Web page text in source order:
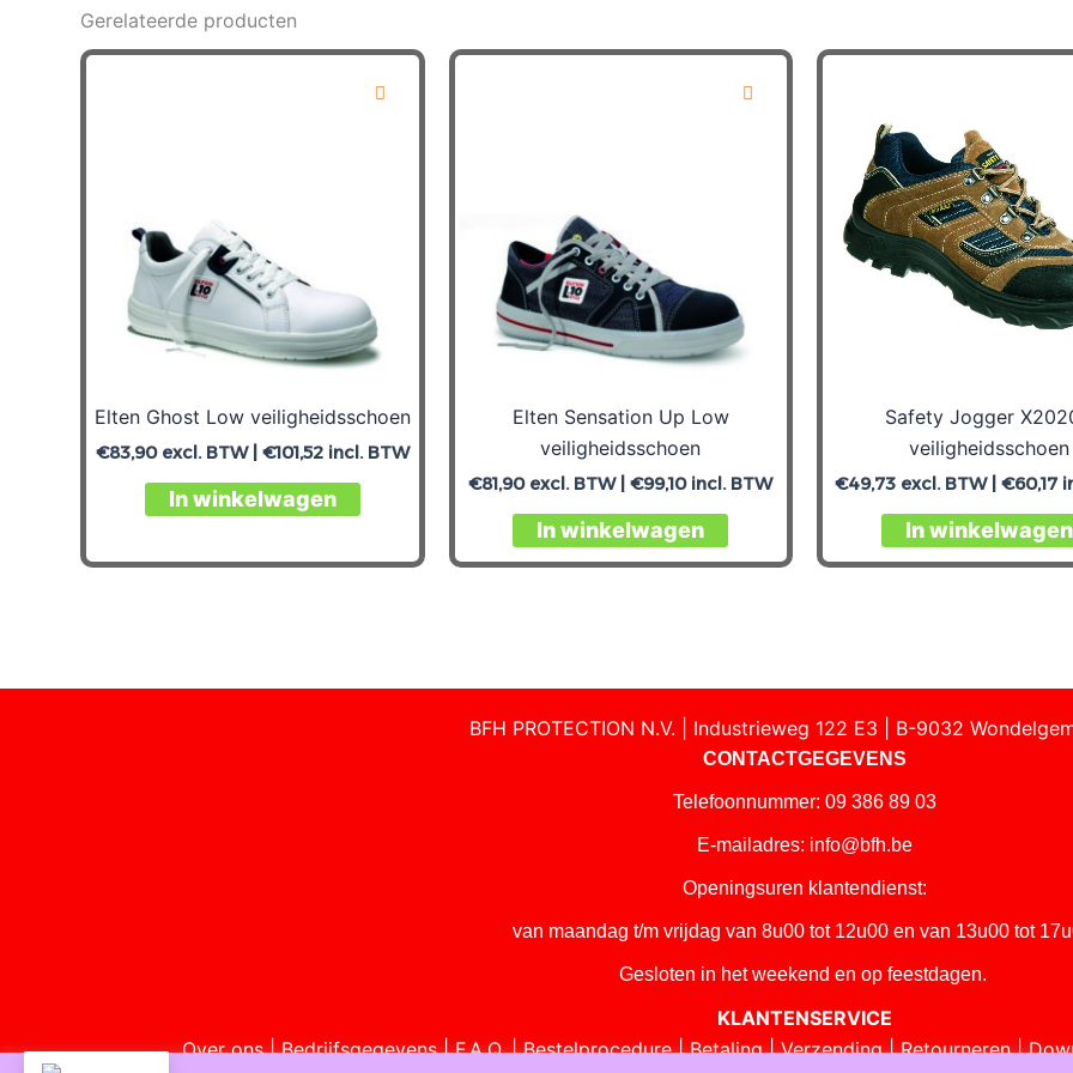
Gerelateerde producten
Elten Ghost Low veiligheidsschoen
€83,90excl. BTW | €101,52incl. BTW
In winkelwagen
Elten Sensation Up Low
veiligheidsschoen
€81,90excl. BTW |€99,10incl. BTW
In winkelwagen
Safety Jogger
veiligheidsschoen
€49,73excl. BTW | €60,17
In winkelwagen
BFH PROTECTION N.V. | Industrieweg 122 E3 | B-9032
CONTACTGEGEVENS
Telefoonnummer: 09 386 89 03
E-mailadres: info@bfh.be
Openingsuren klantendienst:
van maandag t/m vrijdag van 8u00 tot 12u00 en van 13u00 tot
Gesloten in het weekend en op feestdagen.
KLANTENSERVICE
Over ons|Bedrijfsgegevens|F.A.Q.|Bestelprocedure|Betaling|Verzending|Retourneren|